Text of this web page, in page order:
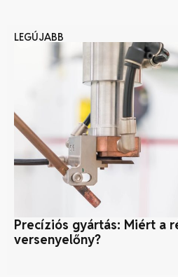
LEGÚJABB
Precíziós gyártás: Miért a
versenyelőny?